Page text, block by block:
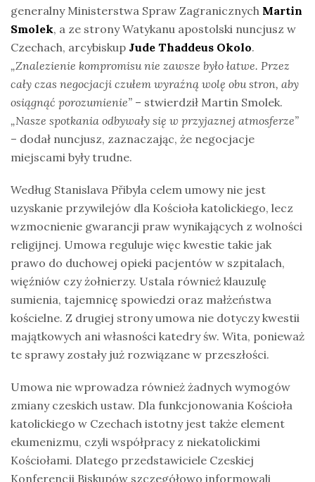
generalny Ministerstwa Spraw Zagranicznych Martin
Smolek, a ze strony Watykanu apostolski nuncjusz w
Czechach, arcybiskup Jude Thaddeus Okolo.
„Znalezienie kompromisu nie zawsze było łatwe. Przez
cały czas negocjacji czułem wyraźną wolę obu stron, aby
osiągnąć porozumienie” – stwierdził Martin Smolek.
„Nasze spotkania odbywały się w przyjaznej atmosferze”
– dodał nuncjusz, zaznaczając, że negocjacje
miejscami były trudne.
Według Stanislava Přibyla celem umowy nie jest
uzyskanie przywilejów dla Kościoła katolickiego, lecz
wzmocnienie gwarancji praw wynikających z wolności
religijnej. Umowa reguluje więc kwestie takie jak
prawo do duchowej opieki pacjentów w szpitalach,
więźniów czy żołnierzy. Ustala również klauzulę
sumienia, tajemnicę spowiedzi oraz małżeństwa
kościelne. Z drugiej strony umowa nie dotyczy kwestii
majątkowych ani własności katedry św. Wita, ponieważ
te sprawy zostały już rozwiązane w przeszłości.
Umowa nie wprowadza również żadnych wymogów
zmiany czeskich ustaw. Dla funkcjonowania Kościoła
katolickiego w Czechach istotny jest także element
ekumenizmu, czyli współpracy z niekatolickimi
Kościołami. Dlatego przedstawiciele Czeskiej
Konferencji Biskupów szczegółowo informowali